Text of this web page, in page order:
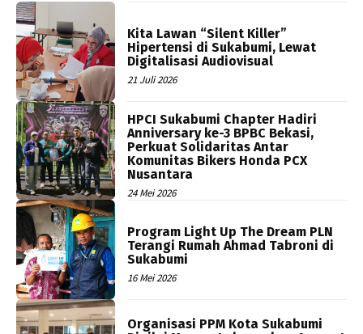
Kita Lawan “Silent Killer”
Hipertensi di Sukabumi, Lewat
Digitalisasi Audiovisual
21 Juli 2026
HPCI Sukabumi Chapter Hadiri
Anniversary ke-3 BPBC Bekasi,
Perkuat Solidaritas Antar
Komunitas Bikers Honda PCX
Nusantara
24 Mei 2026
Program Light Up The Dream PLN
Terangi Rumah Ahmad Tabroni di
Sukabumi
16 Mei 2026
Organisasi PPM Kota Sukabumi